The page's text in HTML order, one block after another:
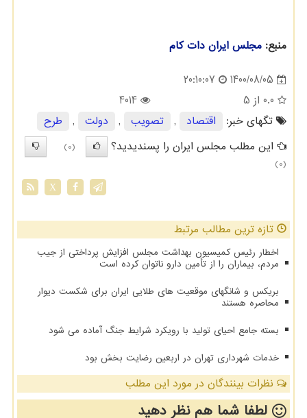
منبع: مجلس ایران دات كام
1400/08/05
20:10:07
0.0 از 5
4014
تگهای خبر:
اقتصاد , تصویب , دولت ,
طرح
این مطلب مجلس ایران را پسندیدید؟
(0)
(0)
X
تازه ترین مطالب مرتبط
اخطار رئیس کمیسیون بهداشت مجلس افزایش پرداختی از جیب
مردم، بیماران را از تأمین دارو ناتوان کرده است
بریکس و شانگهای موقعیت های طلایی ایران برای شکست دیوار
محاصره هستند
بسته جامع احیای تولید با رویکرد شرایط جنگ آماده می شود
خدمات شهرداری تهران در اربعین رضایت بخش بود
نظرات بینندگان در مورد این مطلب
لطفا شما همنظر دهید